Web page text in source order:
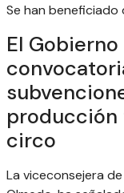
Se han
El
producción
circo
La viceconsejera